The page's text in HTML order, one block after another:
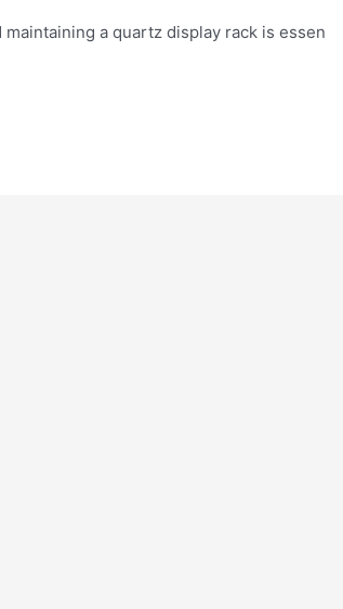
maintaining a quartz display rack is essen